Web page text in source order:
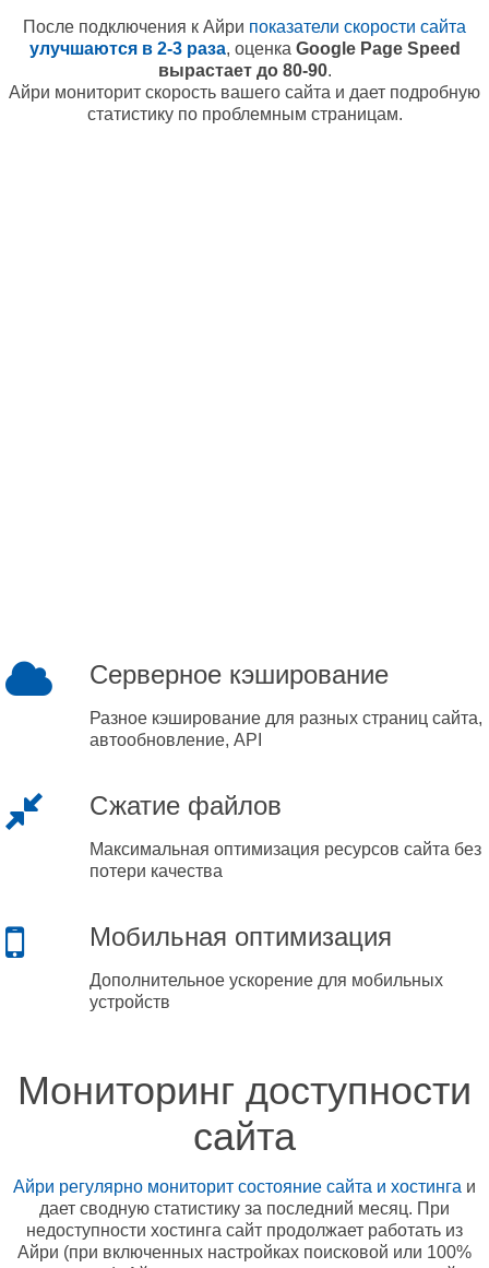
После подключения к Айри показатели скорости сайта
улучшаются в 2-3 раза, оценка Google Page Speed
вырастает до 80-90.
Айри мониторит скорость вашего сайта и дает подробную
статистику по проблемным страницам.
Серверное кэширование
Разное кэширование для разных страниц сайта,
автообновление, API
Сжатие файлов
Максимальная оптимизация ресурсов сайта без
потери качества
Мобильная оптимизация
Дополнительное ускорение для мобильных
устройств
Мониторинг доступности
сайта
Айри регулярно мониторит состояние сайта и хостинга и
дает сводную статистику за последний месяц. При
недоступности хостинга сайт продолжает работать из
Айри (при включенных настройках поисковой или 100%